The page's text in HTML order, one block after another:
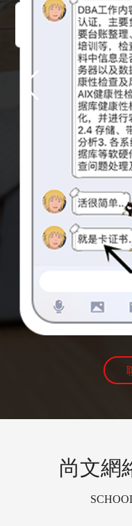
尚文網